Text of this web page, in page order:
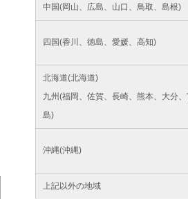
中国(岡山、広島、山口、鳥取、島根)
四国(香川、徳島、愛媛、高知)
北海道(北海道)
九州(福岡、佐賀、長崎、熊本、大分
島)
沖縄(沖縄)
上記以外の地域